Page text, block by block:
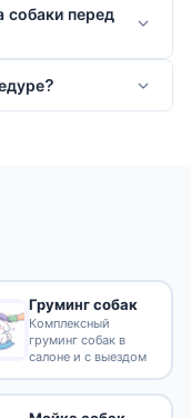
собаки перед
Груминг собак
Комплексный
груминг собак в
салоне и с выездом